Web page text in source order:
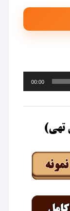
00:00